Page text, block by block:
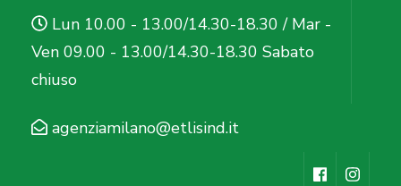
Salta
contenuto
Invio)
Lun 10.00 - 13.00/14.30-18.30 / Mar -
Ven 09.00 - 13.00/14.30-18.30 Sabato
chiuso
agenziamilano@etlisind.it